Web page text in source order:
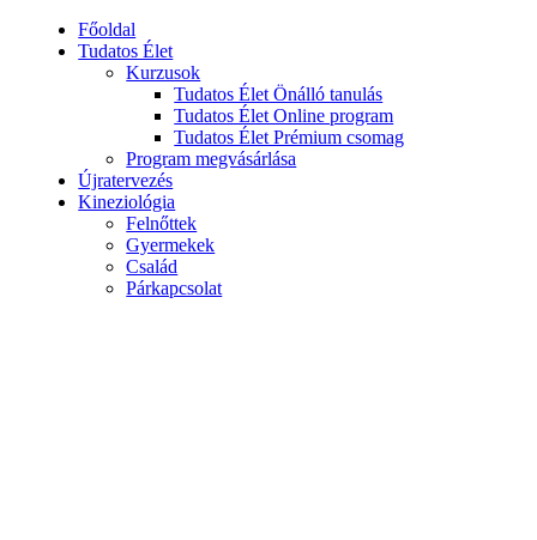
Főoldal
Tudatos Élet
Kurzusok
Tudatos Élet Önálló tanulás
Tudatos Élet Online program
Tudatos Élet Prémium csomag
Program megvásárlása
Újratervezés
Kineziológia
Felnőttek
Gyermekek
Család
Párkapcsolat